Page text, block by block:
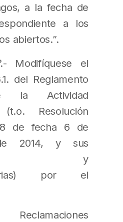
a la fecha de
a los
abiertos.”.
Modifíquese el
del Reglamento
la Actividad
(t.o. Resolución
de fecha 6 de
2014, y sus
y
por el